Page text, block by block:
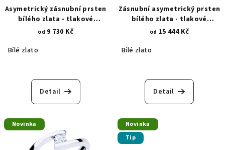
Asymetrický zásnubní prsten
bílého zlata - tlakové
osazení - kulatý zirkon 4 mm
od 9 730 Kč
Bílé zlato
Detail
Zásnubní asymetrický prsten
bílého zlata - tlakové
osazení - kulatý zirkon 4 mm
od 15 444 Kč
Bílé zlato
Detail
Novinka
Novinka
Tip